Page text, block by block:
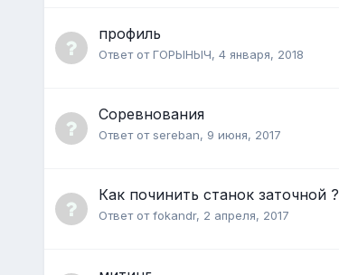
профиль
Ответ отГОРЫНЫЧ, 4 января, 2018
Соревнования
Ответ отsereban, 9 июня, 2017
Как починить станок заточной ?
Ответ отfokandr, 2 апреля, 2017